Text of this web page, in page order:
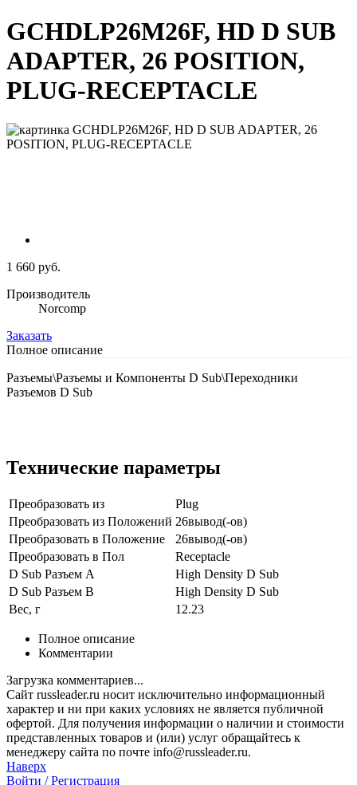
GCHDLP26M26F, HD D SUB
ADAPTER, 26 POSITION,
PLUG-RECEPTACLE
1 660 руб.
Производитель
Norcomp
Заказать
Полное описание
Разъемы\Разъемы и Компоненты D Sub\Переходники
Разъемов D Sub
Технические параметры
Преобразовать из
Plug
Преобразовать из Положений 26вывод(-ов)
Преобразовать в Положение
26вывод(-ов)
Преобразовать в Пол
Receptacle
D Sub Разъем A
High Density D Sub
D Sub Разъем B
High Density D Sub
Вес, г
12.23
Полное описание
Комментарии
Загрузка комментариев...
Сайт russleader.ru носит исключительно информационный
характер и ни при каких условиях не является публичной
офертой. Для получения информации о наличии и стоимости
представленных товаров и (или) услуг обращайтесь к
менеджеру сайта по почте info@russleader.ru.
Наверх
Войти / Регистрация